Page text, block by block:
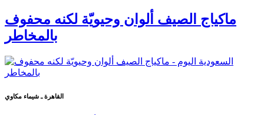
ماكياج الصيف ألوان وحيويّة لكنه محفوف
بالمخاطر
القاهرة ـ شيماء مكاوي